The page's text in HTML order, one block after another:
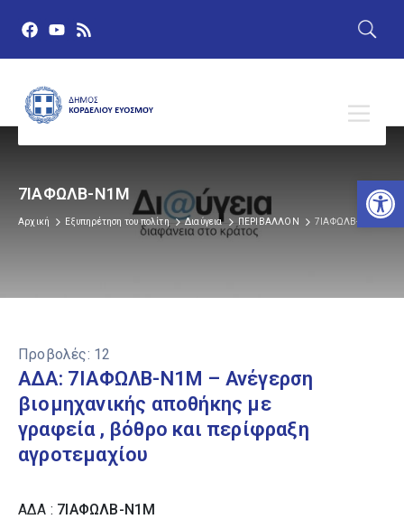
7ΙΑΦΩΛΒ-Ν1Μ
Αρχική Εξυπηρέτηση του πολίτη Διαύγεια ΠΕΡΙΒΑΛΛΟΝ 7ΙΑΦΩΛΒ-Ν1Μ
Προβολές: 12
ΑΔΑ: 7ΙΑΦΩΛΒ-Ν1Μ – Ανέγερση
βιομηχανικής αποθήκης με
γραφεία , βόθρο και περίφραξη
αγροτεμαχίου
ΑΔΑ : 7ΙΑΦΩΛΒ-Ν1Μ